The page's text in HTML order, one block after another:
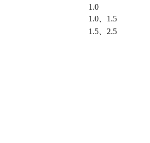
1.0
1.0、1.5
1.5、2.5